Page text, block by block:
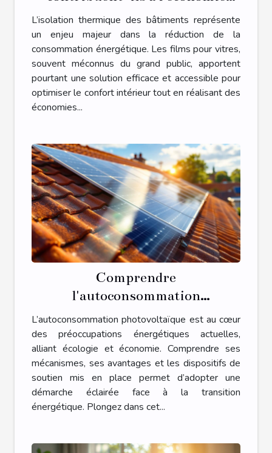
d'énergie ?
L’isolation thermique des bâtiments représente
un enjeu majeur dans la réduction de la
consommation énergétique. Les films pour vitres,
souvent méconnus du grand public, apportent
pourtant une solution efficace et accessible pour
optimiser le confort intérieur tout en réalisant des
économies...
Comprendre
l'autoconsommation
photovoltaïque et ses
mécanismes de soutien
L’autoconsommation photovoltaïque est au cœur
des préoccupations énergétiques actuelles,
alliant écologie et économie. Comprendre ses
mécanismes, ses avantages et les dispositifs de
soutien mis en place permet d’adopter une
démarche éclairée face à la transition
énergétique. Plongez dans cet...